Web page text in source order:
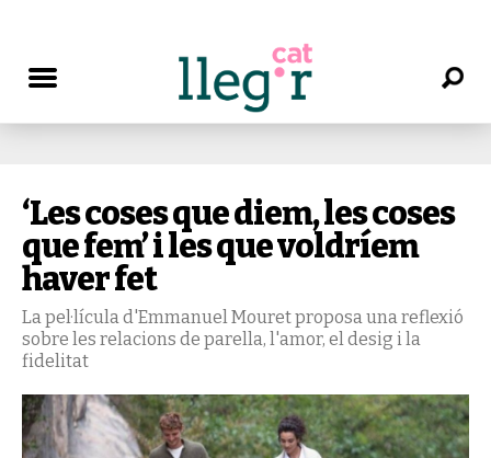
‘Les coses que diem, les coses
que fem’ i les que voldríem
haver fet
La pel·lícula d'Emmanuel Mouret proposa una reflexió
sobre les relacions de parella, l'amor, el desig i la
fidelitat